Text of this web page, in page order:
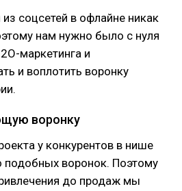
соцсетей в офлайне никак
нам нужно было с нуля
маркетинга и
и воплотить воронку
воронку
у конкурентов в нише
подобных воронок. Поэтому
до продаж мы